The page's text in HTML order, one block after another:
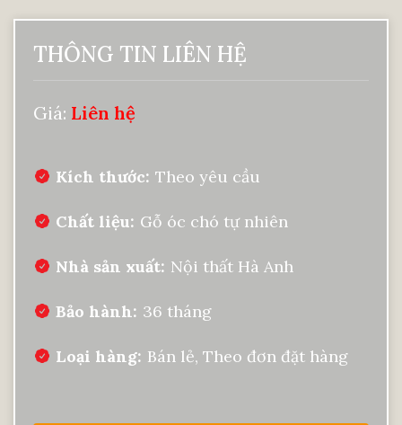
THÔNG TIN LIÊN HỆ
Giá: Liên hệ
Kích thước Theo yêu cầu
Chất liệu Gỗ óc chó tự nhiên
Nhà sản xuất Nội thất Hà Anh
Bảo hành 36 tháng
Loại hàng Bán lẻ, Theo đơn đặt hàng